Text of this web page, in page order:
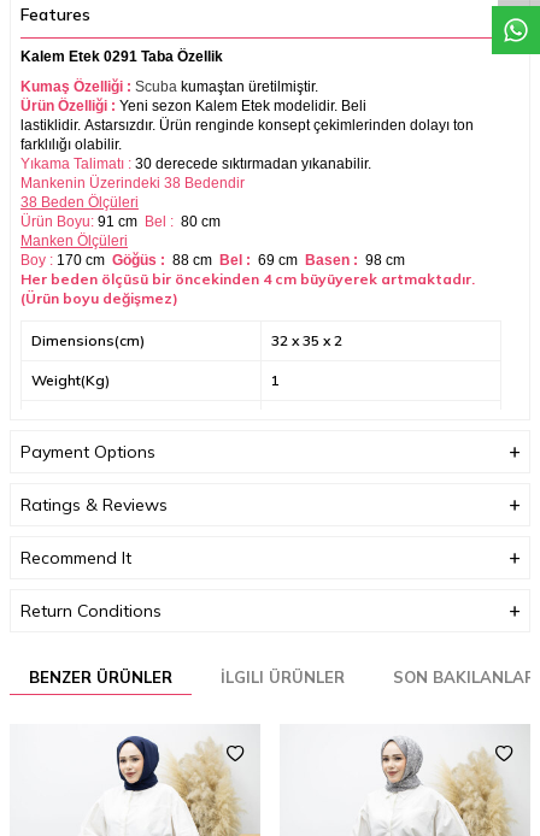
Features
Kalem Etek 0291 Taba Özellik
Kumaş Özelliği : Scuba kumaştan üretilmiştir.
Ürün Özelliği : Yeni sezon Kalem Etek modelidir. Beli
lastiklidir. Astarsızdır. Ürün renginde konsept çekimlerinden dolayı ton
farklılığı olabilir.
Yıkama Talimatı : 30 derecede sıktırmadan yıkanabilir.
Mankenin Üzerindeki 38 Bedendir
38 Beden Ölçüleri
Ürün Boyu: 91 cm Bel : 80 cm
Manken Ölçüleri
Boy : 170 cm Göğüs : 88 cm Bel : 69 cm Basen : 98 cm
Her beden ölçüsü bir öncekinden 4 cm büyüyerek artmaktadır.
(Ürün boyu değişmez)
Dimensions(cm) 32 x 35 x 2
Weight(Kg) 1
Payment Options
Ratings & Reviews
Recommend It
Return Conditions
BENZER ÜRÜNLER İLGILI ÜRÜNLER SON BAKILANLAR